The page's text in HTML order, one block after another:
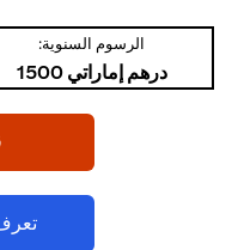
الرسوم السنوية:
درهم إماراتي 1500